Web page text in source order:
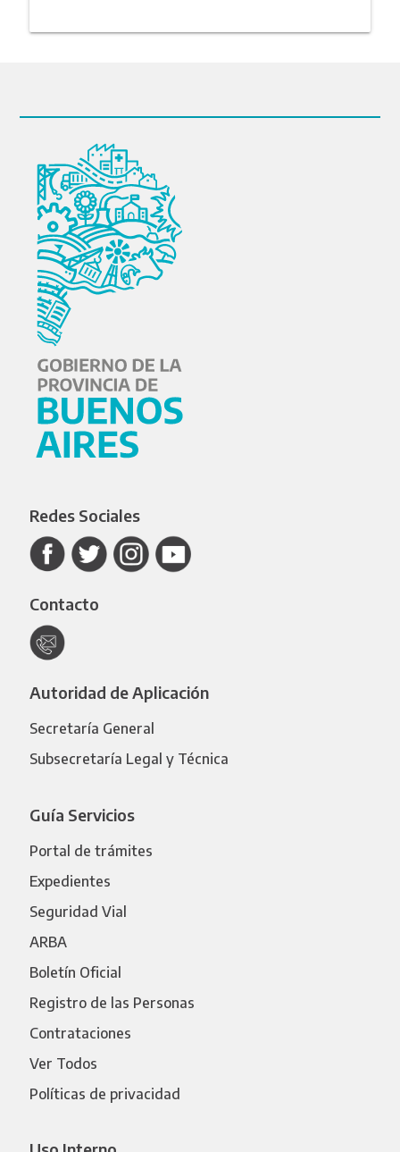
Redes Sociales
Contacto
Autoridad de Aplicación
Secretaría General
Subsecretaría Legal y Técnica
Guía Servicios
Portal de trámites
Expedientes
Seguridad Vial
ARBA
Boletín Oficial
Registro de las Personas
Contrataciones
Ver Todos
Políticas de privacidad